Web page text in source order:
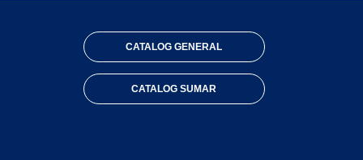
CATALOG GENERAL
CATALOG SUMAR